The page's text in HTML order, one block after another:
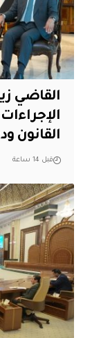
القاضي
القانون
قبل 14 ساعة